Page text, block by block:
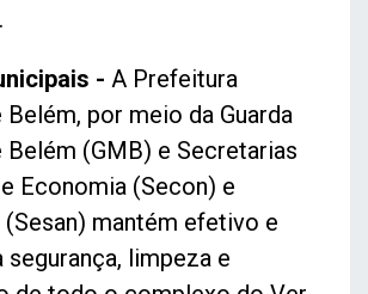
- A Prefeitura
por meio da Guarda
Belém (GMB) e Secretarias
Economia (Secon) e
(Sesan) mantém efetivo e
segurança, limpeza e